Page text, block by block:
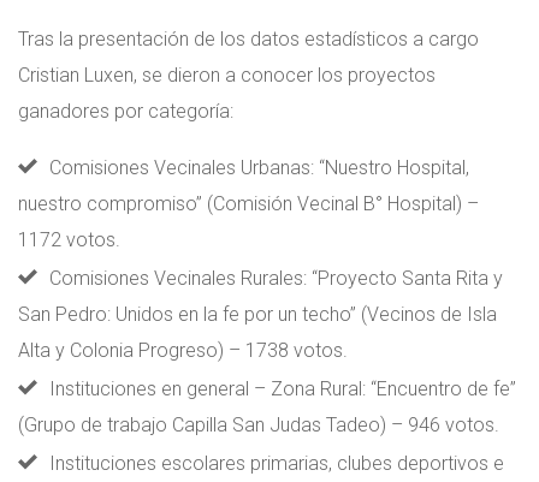
Tras la presentación de los datos estadísticos a cargo
Cristian Luxen, se dieron a conocer los proyectos
ganadores por categoría:
Comisiones Vecinales Urbanas: “Nuestro Hospital,
nuestro compromiso” (Comisión Vecinal B° Hospital) –
1172 votos.
Comisiones Vecinales Rurales: “Proyecto Santa Rita y
San Pedro: Unidos en la fe por un techo” (Vecinos de Isla
Alta y Colonia Progreso) – 1738 votos.
Instituciones en general – Zona Rural: “Encuentro de fe”
(Grupo de trabajo Capilla San Judas Tadeo) – 946 votos.
Instituciones escolares primarias, clubes deportivos e